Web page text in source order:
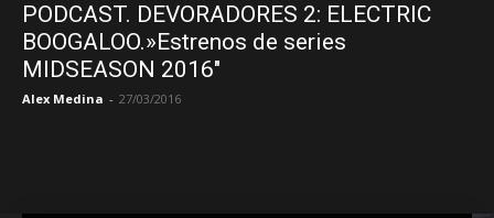
PODCAST. DEVORADORES 2: ELECTRIC
BOOGALOO.»Estrenos de series
MIDSEASON 2016″
Alex Medina - 27/03/2016